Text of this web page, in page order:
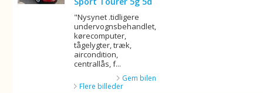
"Nysynet .tidligere
undervognsbehandlet,
kørecomputer,
tågelygter, træk,
aircondition,
centrallås, f...
Gem bilen
Flere billeder